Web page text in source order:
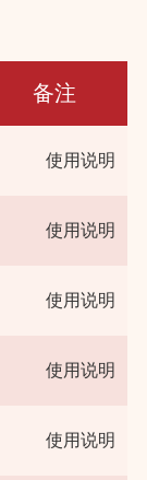
备注
使用说明
使用说明
使用说明
使用说明
使用说明